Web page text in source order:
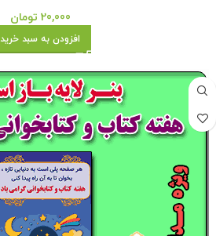
20,000 تومان
افزودن به سبد خرید